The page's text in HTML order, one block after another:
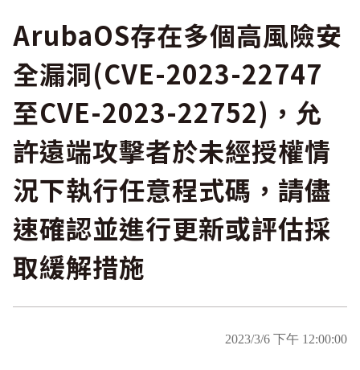
ArubaOS存在多個高風險安
全漏洞(CVE-2023-22747
至CVE-2023-22752)，允
許遠端攻擊者於未經授權情
況下執行任意程式碼，請儘
速確認並進行更新或評估採
取緩解措施
2023/3/6 下午 12:00:00